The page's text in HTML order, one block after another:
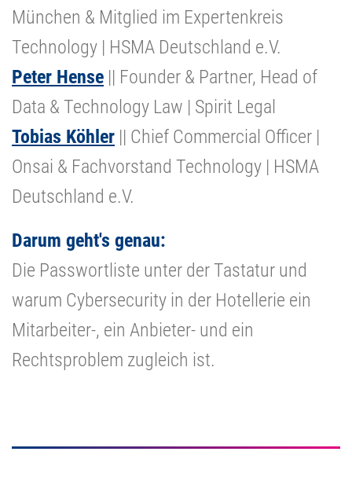
München & Mitglied im Expertenkreis
Technology | HSMA Deutschland e.V.
Peter Hense || Founder & Partner, Head of
Data & Technology Law | Spirit Legal
Tobias Köhler || Chief Commercial Officer |
Onsai & Fachvorstand Technology | HSMA
Deutschland e.V.
Darum geht's genau:
Die Passwortliste unter der Tastatur und
warum Cybersecurity in der Hotellerie ein
Mitarbeiter-, ein Anbieter- und ein
Rechtsproblem zugleich ist.